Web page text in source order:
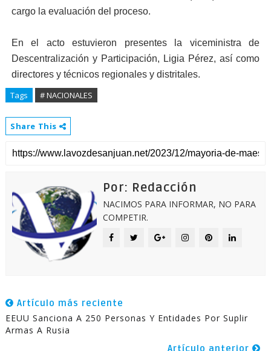
cargo la evaluación del proceso.
En el acto estuvieron presentes la viceministra de
Descentralización y Participación, Ligia Pérez, así como
directores y técnicos regionales y distritales.
Tags # NACIONALES
Share This
Por: Redacción
NACIMOS PARA INFORMAR, NO PARA
COMPETIR.
Artículo más reciente
EEUU Sanciona A 250 Personas Y Entidades Por Suplir
Armas A Rusia
Artículo anterior